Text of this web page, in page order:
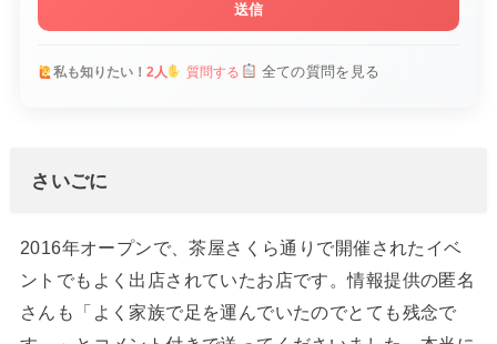
送信
私も知りたい！ 2人 質問する 全ての質問を見る
さいごに
2016年オープンで、茶屋さくら通りで開催されたイベ
ントでもよく出店されていたお店です。情報提供の匿名
さんも「よく家族で足を運んでいたのでとても残念で